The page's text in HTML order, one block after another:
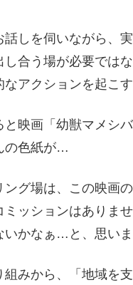
しを伺いながら、
合う場が必要では
アクションを起こす
映画「幼獣マメシバ
の色紙が…
グ場は、この映画
ッションはありま
かなぁ…と、思いま
組みから、「地域を